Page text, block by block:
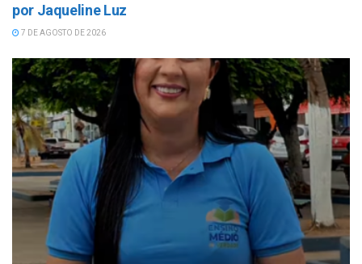
por Jaqueline Luz
7 DE AGOSTO DE 2026